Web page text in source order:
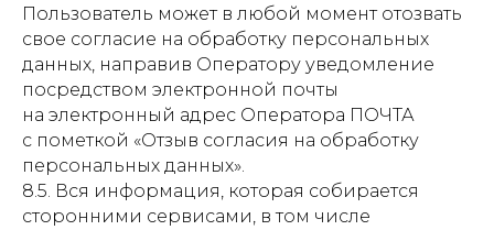
Пользователь может в любой момент отозвать
свое согласие на обработку персональных
данных, направив Оператору уведомление
посредством электронной почты
на электронный адрес Оператора ПОЧТА
с пометкой «Отзыв согласия на обработку
персональных данных».
8.5. Вся информация, которая собирается
сторонними сервисами, в том числе